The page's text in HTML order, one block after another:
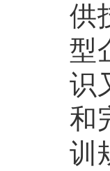
供
型
识
和
训